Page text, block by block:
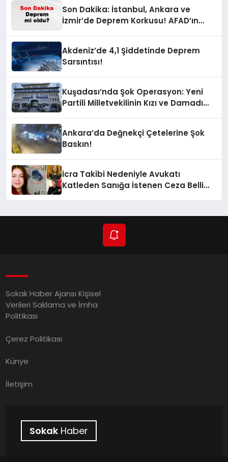
Son Dakika: İstanbul, Ankara ve
İzmir’de Deprem Korkusu! AFAD’ın
Akdeniz’de 4,1 Şiddetinde Deprem
Sarsıntısı!
Kuşadası’nda Şok Operasyon: Yeni
Partili Milletvekilinin Kızı ve Damadı
Ankara’da Değnekçi Çetelerine Şok
Baskın!
İcra Takibi Nedeniyle Avukatı
Katleden Sanığa İstenen Ceza Belli
Sokak Haber Ajansı Kişisel
Verileri Saklama ve İmha
Politikası
Çerez Politikası
Künye
İletişim
Sokak Haber